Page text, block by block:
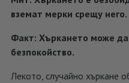
вземат мерки срещу него.
Факт: Хъркането може
безпокойство.
Лекото, случайно хъркане